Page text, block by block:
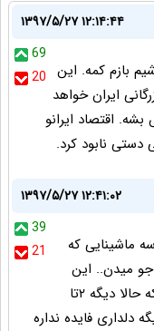
۱۳۹۷/۵/۲۷ ۱۲:۱۴:۴۴
69
20 بازم کمه. این
ایران خواهد
اقتصاد ایرانو
نابود کرد.
۱۳۹۷/۵/۲۷ ۱۲:۴۱:۰۲
39
21
ماشينايى كه
جو ميدن.. اين
اوضا مملكت مثل هواپيمايى ميمونه كه حالا ديگه ٢تا
دلدارى فايده نداره